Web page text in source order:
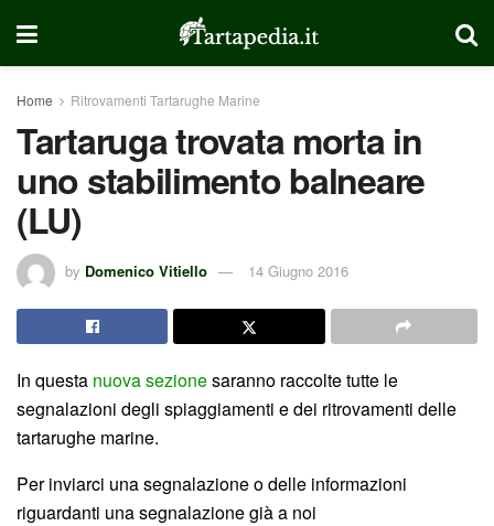
Home Ritrovamenti Tartarughe Marine
Tartaruga trovata morta in
uno stabilimento balneare
(LU)
by Domenico Vitiello 14 Giugno 2016
In questa nuova sezionesaranno raccolte tutte le
segnalazioni degli spiaggiamenti e dei ritrovamenti delle
tartarughe marine.
Per inviarci una segnalazione o delle informazioni
riguardanti una segnalazione già a noi